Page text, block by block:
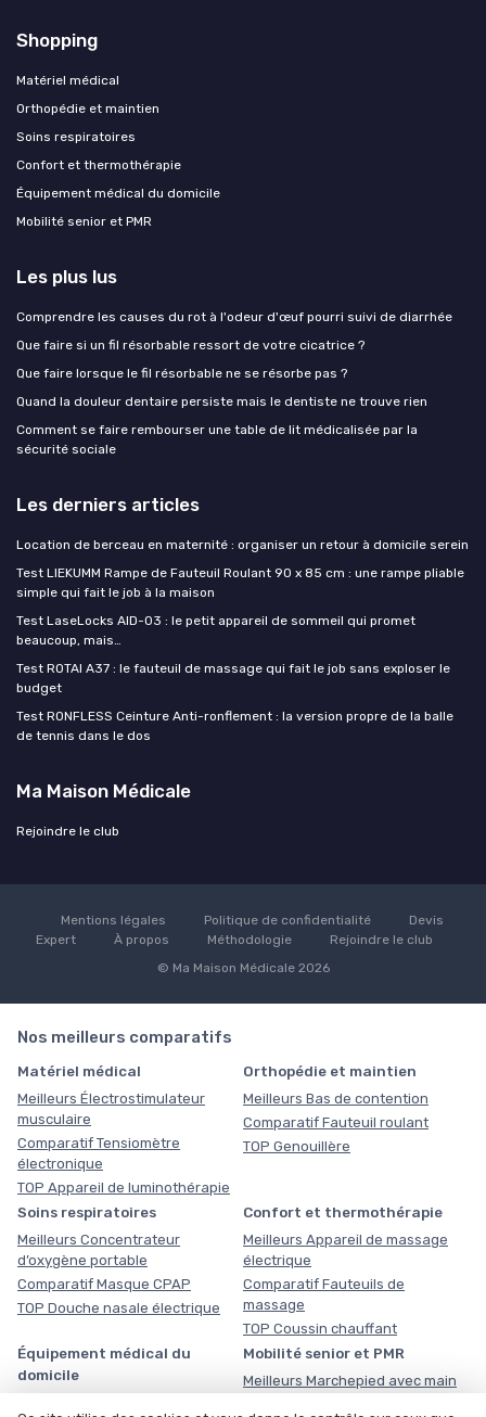
Shopping
Matériel médical
Orthopédie et maintien
Soins respiratoires
Confort et thermothérapie
Équipement médical du domicile
Mobilité senior et PMR
Les plus lus
Comprendre les causes du rot à l'odeur d'œuf pourri suivi de diarrhée
Que faire si un fil résorbable ressort de votre cicatrice ?
Que faire lorsque le fil résorbable ne se résorbe pas ?
Quand la douleur dentaire persiste mais le dentiste ne trouve rien
Comment se faire rembourser une table de lit médicalisée par la
sécurité sociale
Les derniers articles
Location de berceau en maternité : organiser un retour à domicile serein
Test LIEKUMM Rampe de Fauteuil Roulant 90 x 85 cm : une rampe pliable
simple qui fait le job à la maison
Test LaseLocks AID-03 : le petit appareil de sommeil qui promet
beaucoup, mais…
Test ROTAI A37 : le fauteuil de massage qui fait le job sans exploser le
budget
Test RONFLESS Ceinture Anti-ronflement : la version propre de la balle
de tennis dans le dos
Ma Maison Médicale
Rejoindre le club
Mentions légales Politique de confidentialité
Devis
Expert
À propos Méthodologie
Rejoindre le club
© Ma Maison Médicale 2026
Nos meilleurs comparatifs
Matériel médical
Meilleurs Électrostimulateur
musculaire
Comparatif Tensiomètre
électronique
TOP Appareil de luminothérapie
Orthopédie et maintien
Meilleurs Bas de contention
Comparatif Fauteuil roulant
TOP Genouillère
Soins respiratoires
Meilleurs Concentrateur
d’oxygène portable
Comparatif Masque CPAP
TOP Douche nasale électrique
Confort et thermothérapie
Meilleurs Appareil de massage
électrique
Comparatif Fauteuils de
massage
TOP Coussin chauffant
Équipement médical du
domicile
Mobilité senior et PMR
Meilleurs Marchepied avec main